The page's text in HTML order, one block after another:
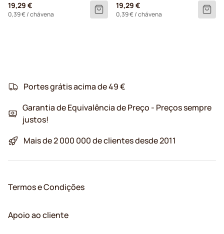
19,29 €
0,39 €/ chávena
19,29 €
0,39 €/ chávena
Portes grátis acima de 49 €
Garantia de Equivalência de Preço - Preços sempre
justos!
Mais de 2 000 000 de clientes desde 2011
Termos e Condições
Apoio ao cliente